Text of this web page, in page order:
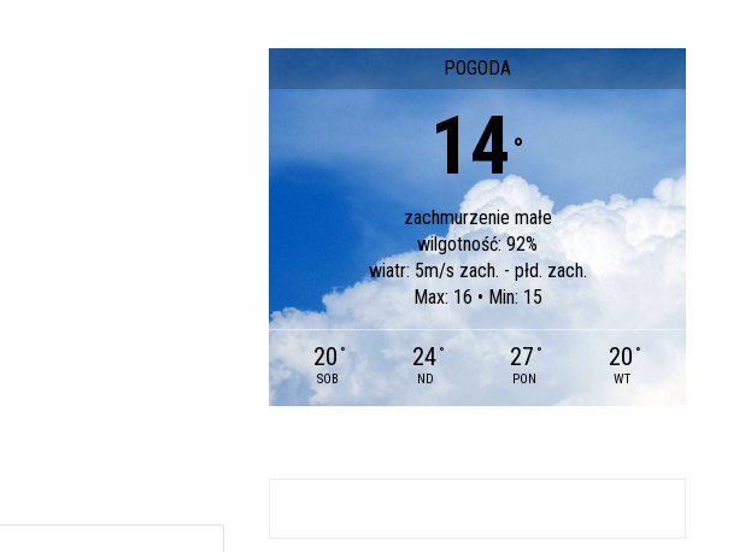
POGODA
14 °
zachmurzenie małe
wilgotność: 92%
wiatr: 5m/s zach. - płd. zach.
Max: 16 • Min: 15
20 °
SOB
24 °
ND
27 °
PON
20 °
WT